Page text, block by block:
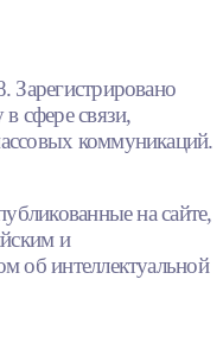
сфере связи,
коммуникаций.
на сайте,
и
об интеллектуальной